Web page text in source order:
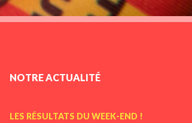
NOTRE ACTUALITÉ
LES RÉSULTATS DU WEEK-END !